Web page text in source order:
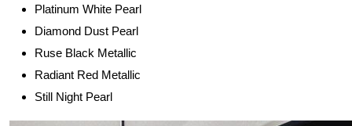
Platinum White Pearl
Diamond Dust Pearl
Ruse Black Metallic
Radiant Red Metallic
Still Night Pearl